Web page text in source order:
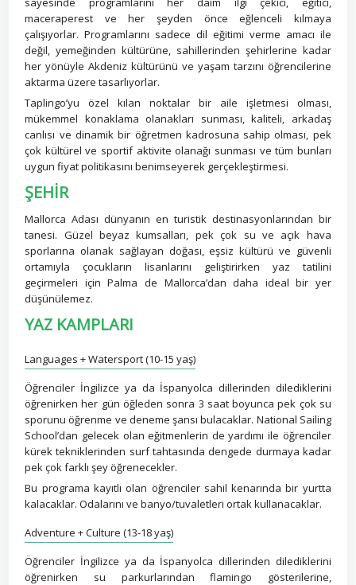
maceraperest ve her şeyden önce eğlenceli kılmaya
çalışıyorlar. Programlarını sadece dil eğitimi verme amacı ile
değil, yemeğinden kültürüne, sahillerinden şehirlerine kadar
her yönüyle Akdeniz kültürünü ve yaşam tarzını öğrencilerine
aktarma üzere tasarlıyorlar.
Taplingo’yu özel kılan noktalar bir aile işletmesi olması,
mükemmel konaklama olanakları sunması, kaliteli, arkadaş
canlısı ve dinamik bir öğretmen kadrosuna sahip olması, pek
çok kültürel ve sportif aktivite olanağı sunması ve tüm bunları
uygun fiyat politikasını benimseyerek gerçekleştirmesi.
ŞEHİR
Mallorca Adası dünyanın en turistik destinasyonlarından bir
tanesi. Güzel beyaz kumsalları, pek çok su ve açık hava
sporlarına olanak sağlayan doğası, eşsiz kültürü ve güvenli
ortamıyla çocukların lisanlarını geliştirirken yaz tatilini
geçirmeleri için Palma de Mallorca’dan daha ideal bir yer
düşünülemez.
YAZ KAMPLARI
Languages + Watersport (10-15 yaş)
Öğrenciler İngilizce ya da İspanyolca dillerinden dilediklerini
öğrenirken her gün öğleden sonra 3 saat boyunca pek çok su
sporunu öğrenme ve deneme şansı bulacaklar. National Sailing
School’dan gelecek olan eğitmenlerin de yardımı ile öğrenciler
kürek tekniklerinden surf tahtasında dengede durmaya kadar
pek çok farklı şey öğrenecekler.
Bu programa kayıtlı olan öğrenciler sahil kenarında bir yurtta
kalacaklar. Odalarını ve banyo/tuvaletleri ortak kullanacaklar.
Adventure + Culture (13-18 yaş)
Öğrenciler İngilizce ya da İspanyolca dillerinden dilediklerini
öğrenirken su parkurlarından flamingo gösterilerine,